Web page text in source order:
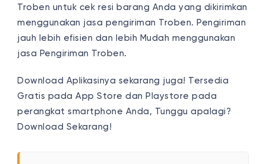
Troben untuk cek resi barang Anda yang dikirimkan
menggunakan jasa pengiriman Troben. Pengiriman
jauh lebih efisien dan lebih Mudah menggunakan
jasa Pengiriman Troben.
Download Aplikasinya sekarang juga! Tersedia
Gratis pada App Store dan Playstore pada
perangkat smartphone Anda, Tunggu apalagi?
Download Sekarang!